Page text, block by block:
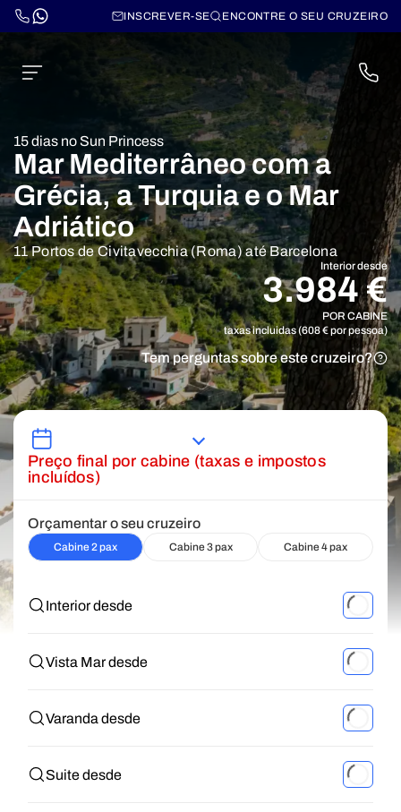
INSCREVER-SE ENCONTRE O SEU CRUZEIRO
15 dias no Sun Princess
Mar Mediterrâneo com a
Grécia, a Turquia e o Mar
Adriático
11 Portos de Civitavecchia (Roma) até Barcelona
Interior desde
3.984 €
POR CABINE
taxas incluidas (608 € por pessoa)
Tem perguntas sobre este cruzeiro?
Preço final por cabine (taxas e impostos
incluídos)
Orçamentar o seu cruzeiro
Cabine 2 pax Cabine 3 pax Cabine 4 pax
Interior desde
Vista Mar desde
Varanda desde
Suite desde